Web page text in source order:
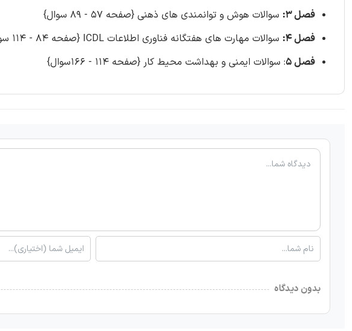
فصل 3:
سوالات هوش و توانمندی های ذهنی {صفحه 57 - 89 سوال}
فصل 4:
سوالات مهارت های هفتگانه فناوری اطلاعات ICDL {صفحه 84 - 114 سوال}
فصل 5
: سوالات ایمنی و بهداشت محیط کار {صفحه 114 - 166سوال}
بدون دیدگاه